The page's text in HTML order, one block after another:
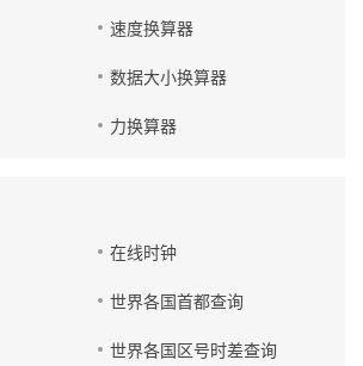
速度换算器
数据大小换算器
力换算器
在线时钟
世界各国首都查询
世界各国区号时差查询